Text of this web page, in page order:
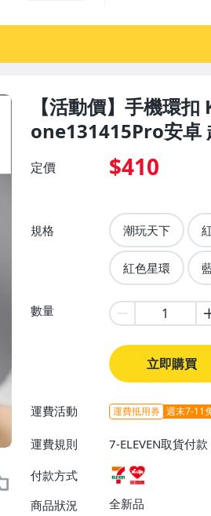
【活動價】手機環
one131415Pro安卓
定價 $410
規格 潮玩天下
紅色星環
數量
立即購買
運費活動 運費抵用券 週末7-11
運費規則
7-ELEVEN取貨付
付款方式
商品狀況
全新品